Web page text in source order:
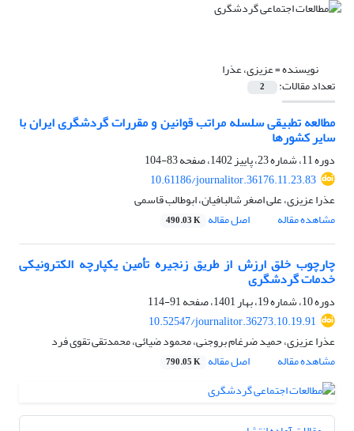
نویسنده =عزیزی، عذرا
تعداد مقالات: 2
مطالعه تطبیقی سلسله مراتب قوانین و مقررات گردشگری ایران با
سایر کشورها
دوره 11، شماره 23، پاییز 1402، صفحه
83-104
10.61186/journalitor.36176.11.23.83
عذرا عزیزی، علی اصغر شالبافیان، ابوطالب قاسمی
مشاهده مقاله
اصل مقاله 490.03 K
چارچوب خلق ارزش از طریق زنجیره تأمین یکپارچه الکترونیکی
خدمات گردشگری
دوره 10، شماره 19، بهار 1401، صفحه
91-114
10.52547/journalitor.36273.10.19.91
عذرا عزیزی، حمید ضرغام بروجنی، محمود ضیائی، محمدتقی تقوی فرد
مشاهده مقاله
اصل مقاله 790.05 K